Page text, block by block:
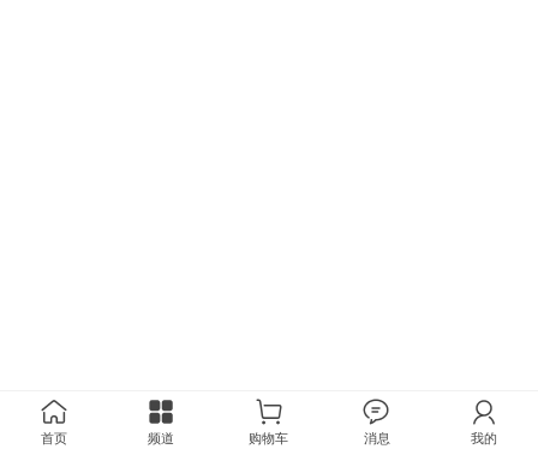
首页 频道 购物车 消息 我的